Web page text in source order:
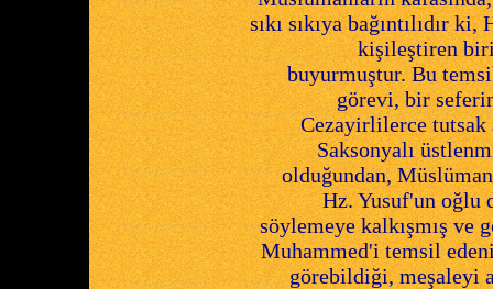
sıkı sıkıya bağıntılıdır
kişileştiren
buyurmuştur. Bu
görevi, bir
Cezayirlilerce tutsak
Saksonyalı
olduğundan,
Hz. Yusuf'un oğlu
söylemeye kalkışmış ve
Muhammed'i temsil
görebildiği, meşaleyi